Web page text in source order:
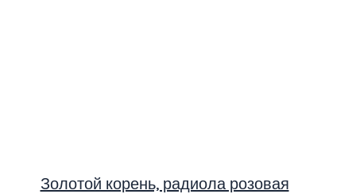
Золотой корень, радиола розовая